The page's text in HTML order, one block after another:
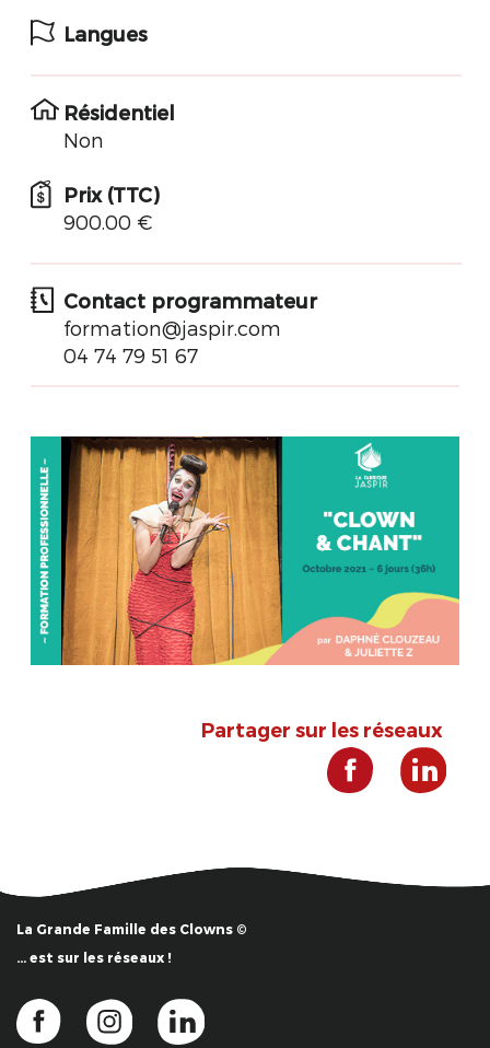
Langues
Résidentiel
Non
Prix (TTC)
900.00 €
Contact programmateur
formation@jaspir.com
04 74 79 51 67
Partager sur les réseaux
La Grande Famille des Clowns ©
… est sur les réseaux !